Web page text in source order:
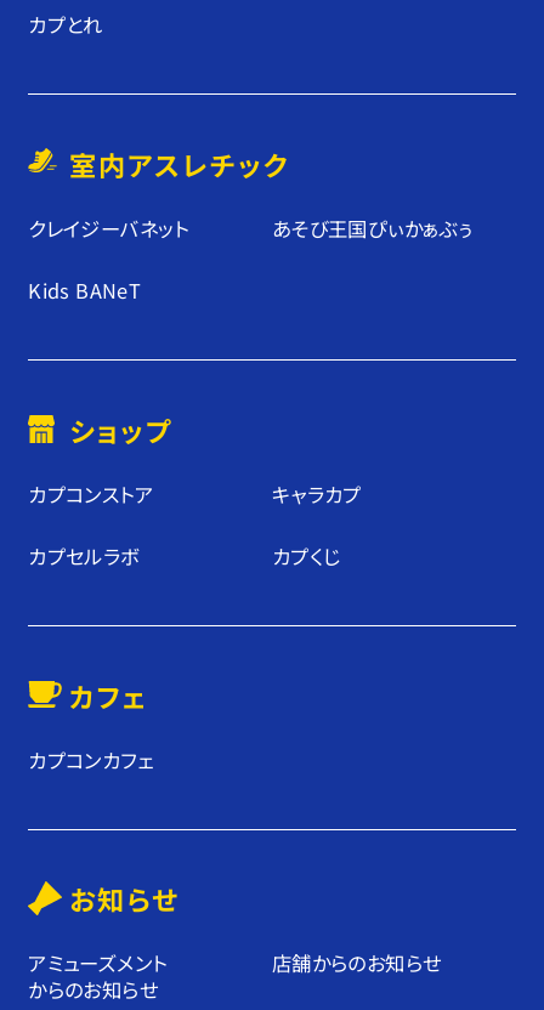
カプとれ
室内アスレチック
クレイジーバネット あそび王国ぴぃかぁぶぅ
Kids BANeT
ショップ
カプコンストア キャラカプ
カプセルラボ カプくじ
カフェ
カプコンカフェ
お知らせ
アミューズメント
からのお知らせ
店舗からのお知らせ